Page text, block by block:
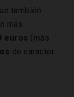
también
más
euros (más
de caracter